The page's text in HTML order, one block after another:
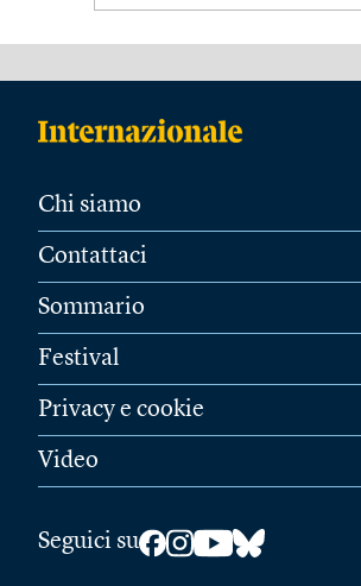
Chi siamo
Contattaci
Sommario
Festival
Privacy e cookie
Video
Seguici su